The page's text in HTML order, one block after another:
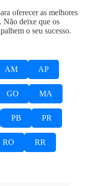
oferecer as melhores
Não deixe que os
o seu sucesso.
AM AP
GO MA
PB PR
RO RR